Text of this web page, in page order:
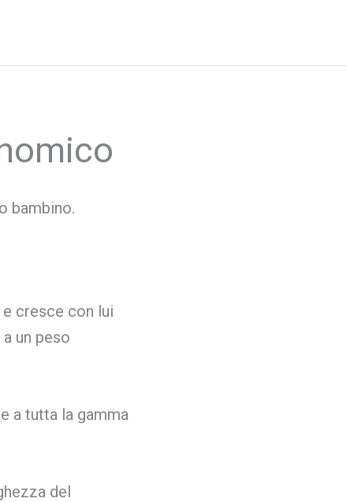
bambino.
cresce con lui
un peso
a tutta la gamma
del